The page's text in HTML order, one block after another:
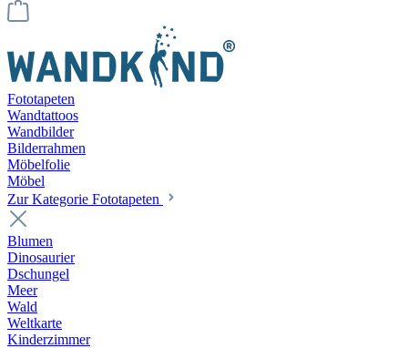
Fototapeten
Wandtattoos
Wandbilder
Bilderrahmen
Möbelfolie
Möbel
Zur Kategorie Fototapeten
Blumen
Dinosaurier
Dschungel
Meer
Wald
Weltkarte
Kinderzimmer